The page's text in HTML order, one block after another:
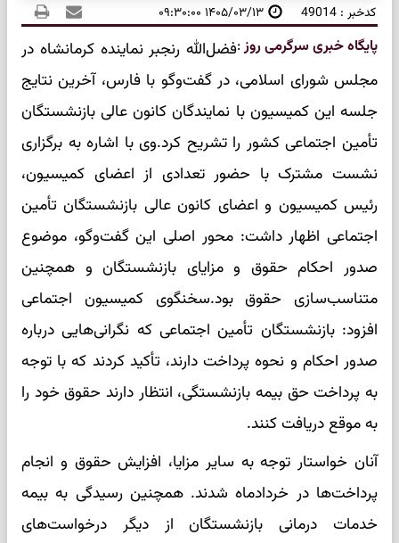
کدخبر : 49014 ۱۴۰۵/۰۳/۱۳ ۰۹:۳۰:۰۰
پایگاه خبری سرگرمی روز:فضل‌الله رنجبر نماینده کرمانشاه در
مجلس شورای اسلامی، در گفت‌وگو با فارس، آخرین نتایج
جلسه این کمیسیون با نمایندگان کانون عالی بازنشستگان
تأمین اجتماعی کشور را تشریح کرد.وی با اشاره به برگزاری
نشست مشترک با حضور تعدادی از اعضای کمیسیون،
رئیس کمیسیون و اعضای کانون عالی بازنشستگان تأمین
اجتماعی اظهار داشت: محور اصلی این گفت‌وگو، موضوع
صدور احکام حقوق و مزایای بازنشستگان و همچنین
متناسب‌سازی حقوق بود.سخنگوی کمیسیون اجتماعی
افزود: بازنشستگان تأمین اجتماعی که نگرانی‌هایی درباره
صدور احکام و نحوه پرداخت دارند، تأکید کردند که با توجه
به پرداخت حق بیمه بازنشستگی، انتظار دارند حقوق خود را
به موقع دریافت کنند.
آنان خواستار توجه به سایر مزایا، افزایش حقوق و انجام
پرداخت‌ها در خردادماه شدند. همچنین رسیدگی به بیمه
خدمات درمانی بازنشستگان از دیگر درخواست‌های